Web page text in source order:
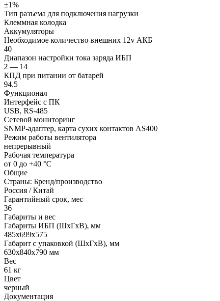
±1%
Тип разъема для подключения нагрузки
Клеммная колодка
Аккумуляторы
Необходимое количество внешних 12v АКБ
40
Диапазон настройки тока заряда ИБП
2 — 14
КПД при питании от батарей
94.5
Функционал
Интерфейс с ПК
USB, RS-485
Сетевой мониторинг
SNMP-адаптер, карта сухих контактов AS400
Режим работы вентилятора
непрерывный
Рабочая температура
от 0 до +40 °С
Общие
Страны: Бренд/производство
Россия / Китай
Гарантийный срок, мес
36
Габариты и вес
Габариты ИБП (ШхГхВ), мм
485x699x575
Габарит с упаковкой (ШхГхВ), мм
630х840х790 мм
Вес
61 кг
Цвет
черный
Документация